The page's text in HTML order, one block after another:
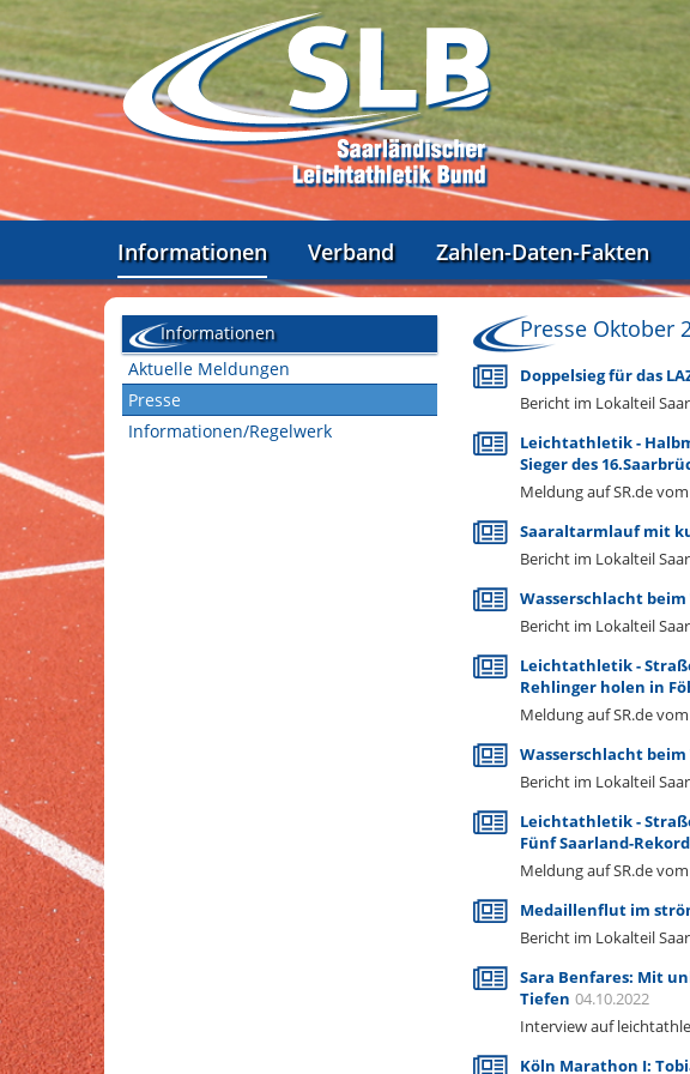
Informationen Verband Zahlen-Daten-Fakten
Informationen
Aktuelle Meldungen
Presse
Informationen/Regelwerk
Presse Oktober
Doppelsieg für das
Bericht im Lokalteil
Leichtathletik -
Sieger des
Meldung auf SR.de
Saaraltarmlauf mit
Bericht im Lokalteil
Wasserschlacht
Bericht im Lokalteil
Leichtathletik -
Rehlinger holen in
Meldung auf SR.de
Wasserschlacht
Bericht im Lokalteil
Leichtathletik -
Fünf Saarland-
Meldung auf SR.de
Medaillenflut im
Bericht im Lokalteil
Sara Benfares: Mit
Tiefen 04.10.2022
Interview auf
Köln Marathon I: